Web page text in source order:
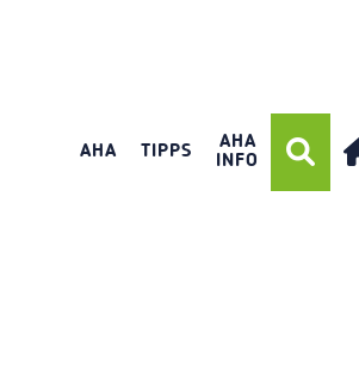
AHA TIPPS
AHA
INFO